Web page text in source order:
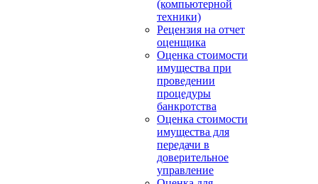
(компьютерной
техники)
Рецензия на отчет
оценщика
Оценка стоимости
имущества при
проведении
процедуры
банкротства
Оценка стоимости
имущества для
передачи в
доверительное
управление